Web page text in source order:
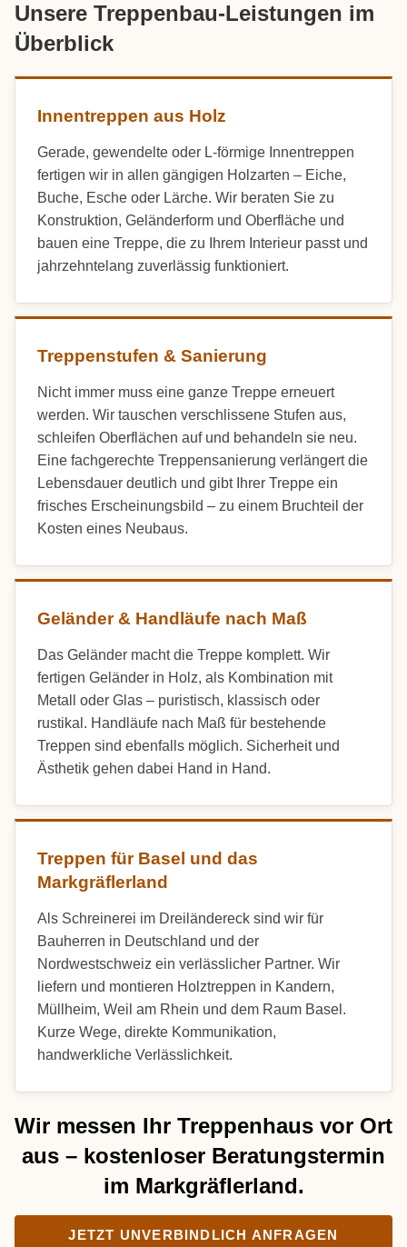
Unsere Treppenbau-Leistungen im
Überblick
Innentreppen aus Holz
Gerade, gewendelte oder L-förmige Innentreppen
fertigen wir in allen gängigen Holzarten – Eiche,
Buche, Esche oder Lärche. Wir beraten Sie zu
Konstruktion, Geländerform und Oberfläche und
bauen eine Treppe, die zu Ihrem Interieur passt und
jahrzehntelang zuverlässig funktioniert.
Treppenstufen & Sanierung
Nicht immer muss eine ganze Treppe erneuert
werden. Wir tauschen verschlissene Stufen aus,
schleifen Oberflächen auf und behandeln sie neu.
Eine fachgerechte Treppensanierung verlängert die
Lebensdauer deutlich und gibt Ihrer Treppe ein
frisches Erscheinungsbild – zu einem Bruchteil der
Kosten eines Neubaus.
Geländer & Handläufe nach Maß
Das Geländer macht die Treppe komplett. Wir
fertigen Geländer in Holz, als Kombination mit
Metall oder Glas – puristisch, klassisch oder
rustikal. Handläufe nach Maß für bestehende
Treppen sind ebenfalls möglich. Sicherheit und
Ästhetik gehen dabei Hand in Hand.
Treppen für Basel und das
Markgräflerland
Als Schreinerei im Dreiländereck sind wir für
Bauherren in Deutschland und der
Nordwestschweiz ein verlässlicher Partner. Wir
liefern und montieren Holztreppen in Kandern,
Müllheim, Weil am Rhein und dem Raum Basel.
Kurze Wege, direkte Kommunikation,
handwerkliche Verlässlichkeit.
Wir messen Ihr Treppenhaus vor Ort
aus – kostenloser Beratungstermin
im Markgräflerland.
JETZT UNVERBINDLICH ANFRAGEN